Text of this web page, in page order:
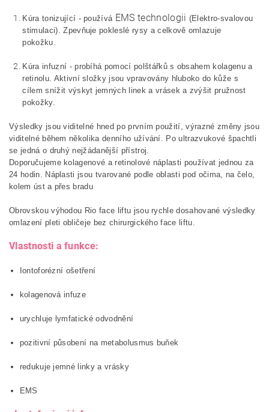
Kúra tonizující - používá EMS technologii (Elektro-svalovou
stimulaci). Zpevňuje pokleslé rysy a celkově omlazuje
pokožku.
Kúra infuzní - probíhá pomocí polštářků s obsahem kolagenu a
retinolu. Aktivní složky jsou vpravovány hluboko do kůže s
cílem snížit výskyt jemných linek a vrásek a zvýšit pružnost
pokožky.
Výsledky jsou viditelné hned po prvním použití, výrazné změny jsou
viditelné během několika denního užívání. Po ultrazvukové špachtli
se jedná o druhý nejžádanější přístroj.
Doporučujeme kolagenové a retinolové náplasti používat jednou za
24 hodin. Náplasti jsou tvarované podle oblasti pod očima, na čelo,
kolem úst a přes bradu
Obrovskou výhodou Rio face liftu jsou rychle dosahované výsledky
omlazení pleti obličeje bez chirurgického face liftu.
Vlastnosti a funkce:
Iontoforézní ošetření
kolagenová infuze
urychluje lymfatické odvodnění
pozitivní působení na metabolusmus buňek
redukuje jemné linky a vrásky
EMS